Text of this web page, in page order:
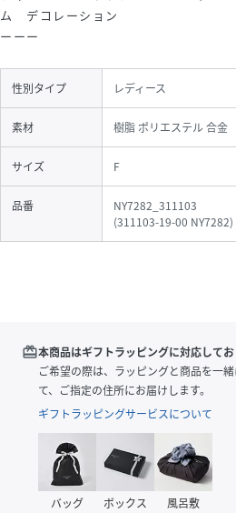
ム デコレーション
ーーー
性別タイプ レディース
素材 樹脂 ポリエステル 合金
サイズ F
品番
NY7282_311103
(311103-19-00 NY7282)
redeem本商品はギフトラッピングに対応してお
ご希望の際は、ラッピングと商品を一
て、ご指定の住所にお届けします。
ギフトラッピングサービスについて
バッグ ボックス 風呂敷